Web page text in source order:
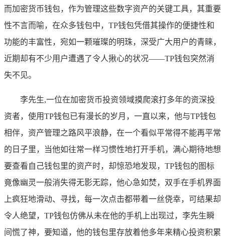
而加密货币钱包，作为管理这些数字资产的关键工具，其重要
性不言而喻，在众多钱包中，TP钱包凭借其操作的便捷性和
功能的丰富性，宛如一颗璀璨的明珠，深受广大用户的青睐，
近期却有不少用户遭遇了令人揪心的状况——TP钱包突然消
失不见。
李先生,一位在加密货币投资领域摸爬滚打多年的资深投
资者，使用TP钱包已有漫长的岁月，一直以来，他与TP钱包
相伴，资产管理之路风平浪静，在一个看似平常得不能再平常
的日子里，当他如往常一样习惯性地打开手机，满心期待地想
要查看自己钱包里的资产时，却惊恐地发现，TP钱包的图标
竟像幽灵一般消失得无影无踪，他心急如焚，双手在手机界面
上疯狂地滑动、寻找，每一次点击都带着一丝侥幸，可结果却
令人绝望，TP钱包仿佛从未在他的手机上出现过，李先生瞬
间慌了神，要知道，他的钱包里存放着他多年来精心投资积累